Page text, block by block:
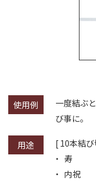
使用例
一度結ぶ
び事に。
用途
[ 10本結
寿
内祝